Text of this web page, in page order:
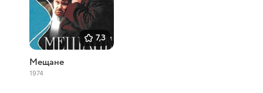
7,3
Мещане
1974